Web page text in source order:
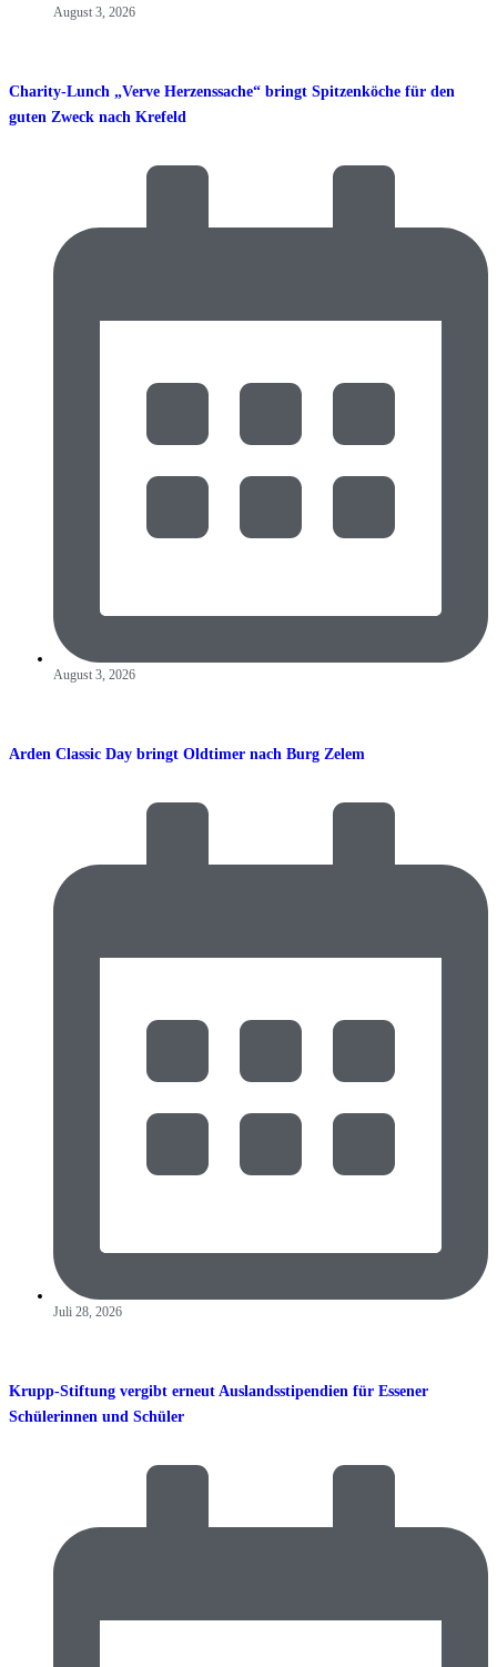
August 3, 2026
Charity-Lunch „Verve Herzenssache“ bringt Spitzenköche für den
guten Zweck nach Krefeld
August 3, 2026
Arden Classic Day bringt Oldtimer nach Burg Zelem
Juli 28, 2026
Krupp-Stiftung vergibt erneut Auslandsstipendien für Essener
Schülerinnen und Schüler